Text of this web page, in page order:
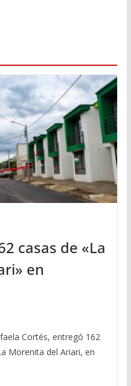
casas de «La
en
Cortés, entregó 162
Morenita del Ariari, en